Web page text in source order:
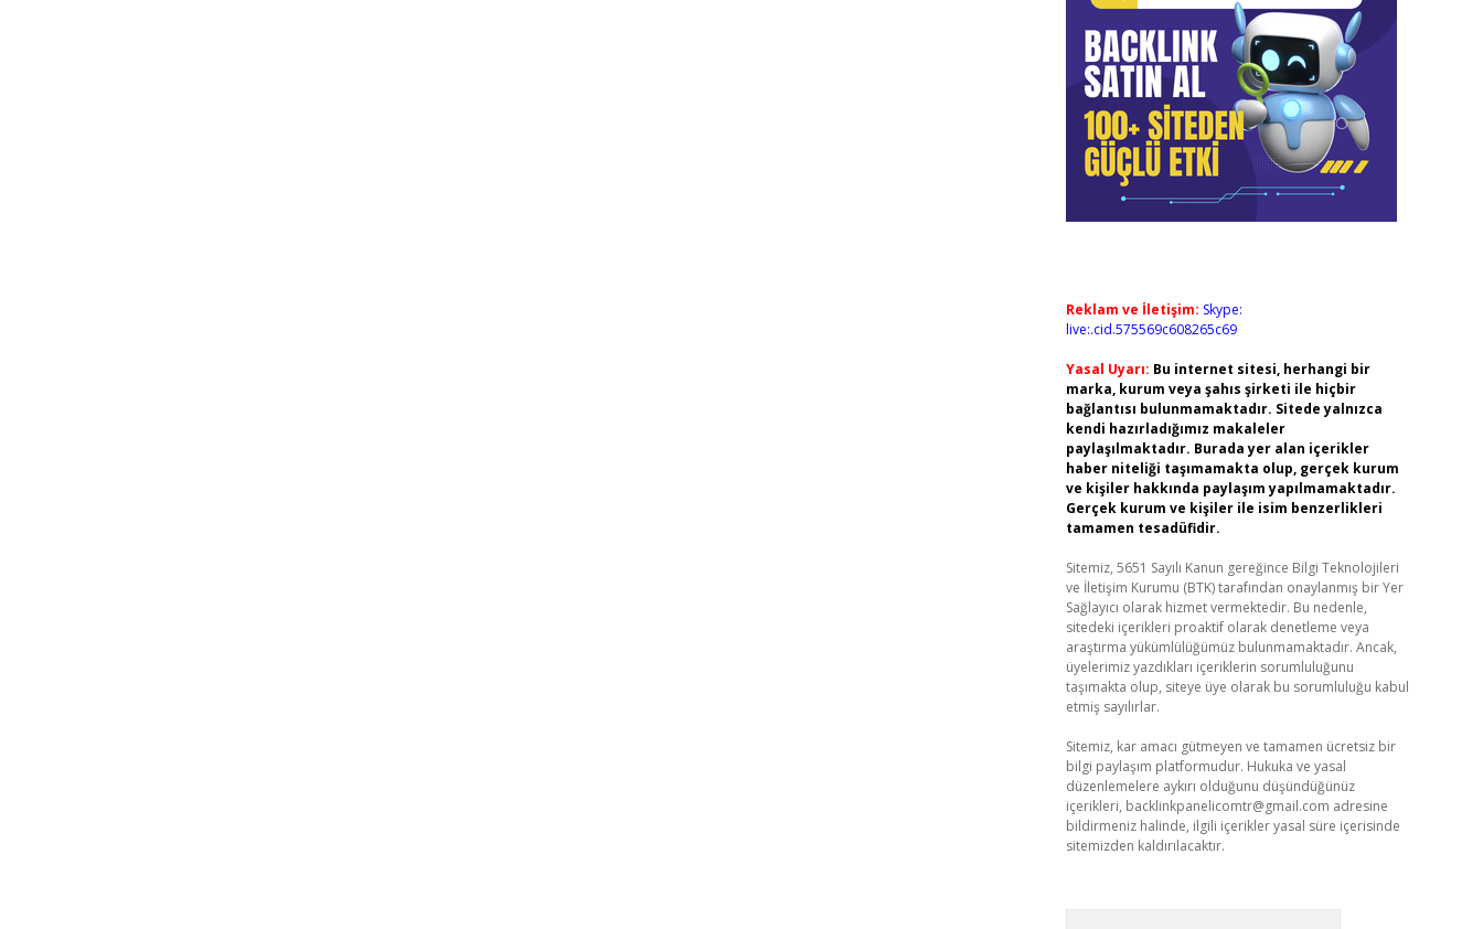
Reklam ve İletişim: Skype:
live:.cid.575569c608265c69
Yasal Uyarı: Bu internet sitesi, herhangi bir
marka, kurum veya şahıs şirketi ile hiçbir
bağlantısı bulunmamaktadır. Sitede yalnızca
kendi hazırladığımız makaleler
paylaşılmaktadır. Burada yer alan içerikler
haber niteliği taşımamakta olup, gerçek kurum
ve kişiler hakkında paylaşım yapılmamaktadır.
Gerçek kurum ve kişiler ile isim benzerlikleri
tamamen tesadüfidir.
Sitemiz, 5651 Sayılı Kanun gereğince Bilgi Teknolojileri
ve İletişim Kurumu (BTK) tarafından onaylanmış bir Yer
Sağlayıcı olarak hizmet vermektedir. Bu nedenle,
sitedeki içerikleri proaktif olarak denetleme veya
araştırma yükümlülüğümüz bulunmamaktadır. Ancak,
üyelerimiz yazdıkları içeriklerin sorumluluğunu
taşımakta olup, siteye üye olarak bu sorumluluğu kabul
etmiş sayılırlar.
Sitemiz, kar amacı gütmeyen ve tamamen ücretsiz bir
bilgi paylaşım platformudur. Hukuka ve yasal
düzenlemelere aykırı olduğunu düşündüğünüz
içerikleri, backlinkpanelicomtr@gmail.com adresine
bildirmeniz halinde, ilgili içerikler yasal süre içerisinde
sitemizden kaldırılacaktır.